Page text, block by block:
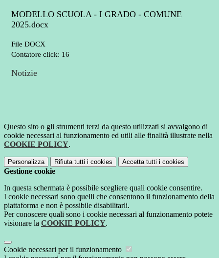
MODELLO SCUOLA - I GRADO - COMUNE
2025.docx
File DOCX
Contatore click: 16
Notizie
Questo sito o gli strumenti terzi da questo utilizzati si avvalgono di
cookie necessari al funzionamento ed utili alle finalità illustrate nella
COOKIE POLICY.
Personalizza Rifiuta tutti i cookies Accetta tutti i cookies
Gestione cookie
In questa schermata è possibile scegliere quali cookie consentire.
I cookie necessari sono quelli che consentono il funzionamento della
piattaforma e non è possibile disabilitarli.
Per conoscere quali sono i cookie necessari al funzionamento potete
visionare la COOKIE POLICY.
Cookie necessari per il funzionamento